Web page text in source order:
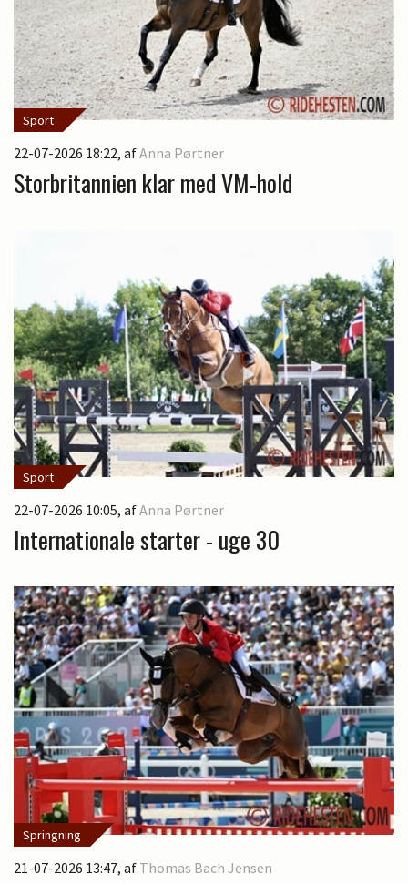
Sport
22-07-2026 18:22, afAnna Pørtner
Storbritannien klar med VM-hold
Sport
22-07-2026 10:05, afAnna Pørtner
Internationale starter - uge 30
Springning
21-07-2026 13:47, af Thomas Bach Jensen